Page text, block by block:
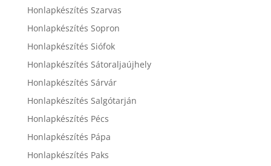
Honlapkészítés Szarvas
Honlapkészítés Sopron
Honlapkészítés Siófok
Honlapkészítés Sátoraljaújhely
Honlapkészítés Sárvár
Honlapkészítés Salgótarján
Honlapkészítés Pécs
Honlapkészítés Pápa
Honlapkészítés Paks